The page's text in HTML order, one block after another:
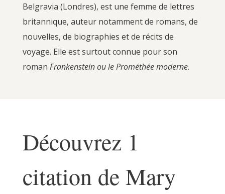
Belgravia (Londres), est une femme de lettres
britannique, auteur notamment de romans, de
nouvelles, de biographies et de récits de
voyage. Elle est surtout connue pour son
roman Frankenstein ou le Prométhée moderne.
Découvrez 1
citation de Mary